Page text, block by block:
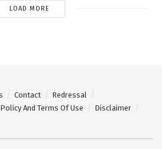
LOAD MORE
Contact
Redressal
And Terms Of Use
Disclaimer